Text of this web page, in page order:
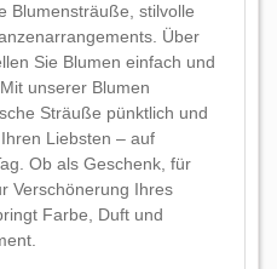
Blumensträuße, stilvolle
Über
Sie Blumen einfach und
unserer Blumen
Sträuße pünktlich und
Liebsten – auf
für
Verschönerung Ihres
Farbe, Duft und